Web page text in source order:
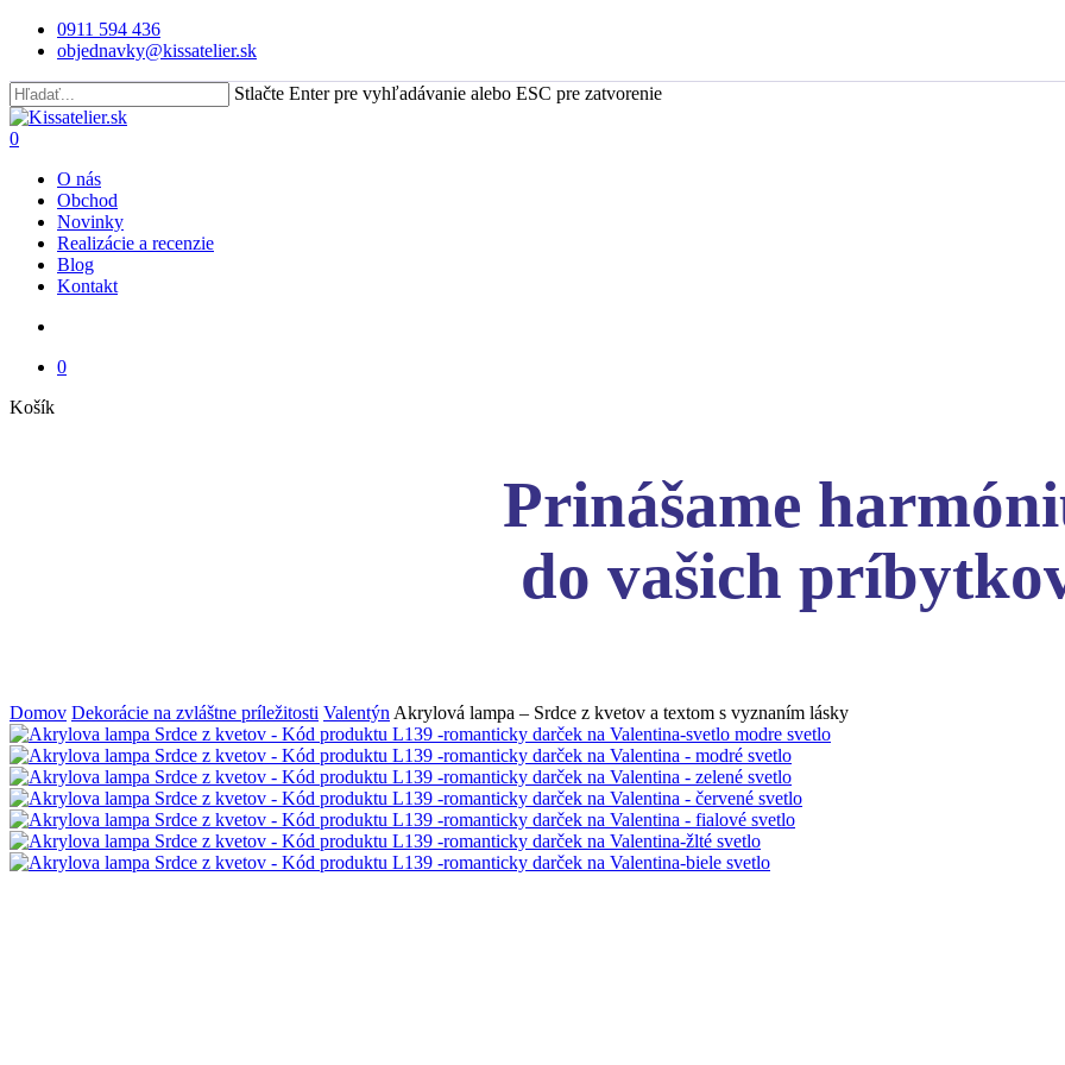
Skip
content
0911 594 436
objednavky@kissatelier.sk
Stlačte Enter pre vyhľadávanie alebo ESC pre zatvorenie
Close
Search
search
0
O nás
Obchod
Novinky
Realizácie a recenzie
Blog
Kontakt
0
KošíkClose
Prinášame
do vašich
Domov Dekorácie na zvláštne príležitosti Valentýn Akrylová lampa – Srdce z kvetov a textom s vyznaním lásky